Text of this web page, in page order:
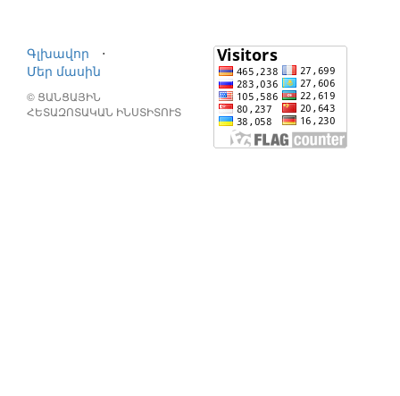
Գլխավոր
⋅
Մեր մասին
© ՑԱՆՑԱՅԻՆ
ՀԵՏԱԶՈՏԱԿԱՆ ԻՆՍՏԻՏՈՒՏ